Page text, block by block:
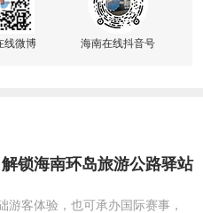
线微博 海南在线抖音号
锁海南环岛旅游公路驿站
游客体验，也可承办国际赛事，